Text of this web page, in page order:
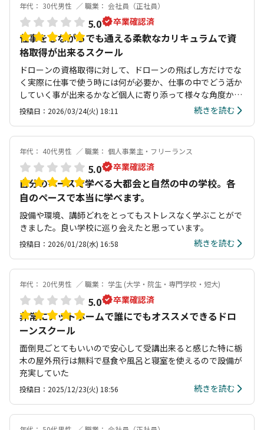
年代： 30代男性 職業： 会社員（正社員）
5.0 卒業確認済
仕事をしながらでも通える柔軟なカリキュラムで資
格取得が出来るスクール
ドローンの資格取得に対して、ドローンの飛ばし方だけでな
く実際に仕事で使う時には何が必要か、仕事の中でどう活か
していく事が出来るかなど個人に寄り添って様々な角度から
アドバイスをもらえて資格取得後のプランもより具体的にイ
メージする事が出来ました。実際の仕事での活用方法などの
投稿日：2026/03/24(火) 18:11 続きを読む
年代： 40代男性 職業： 個人事業主・フリーランス
5.0 卒業確認済
自分のペースで学べる大都会と自然の中の学校。各
自のペースで本当に学べます。
設備や環境、講師どれをとってもストレスなく学ぶことがで
きました。良い学校に巡り会えたと思っています。
投稿日：2026/01/28(水) 16:58 続きを読む
年代： 20代男性 職業： 学生 (大学・院生・専門学校・短大)
5.0 卒業確認済
非常にアットホームで誰にでもオススメできるドロ
ーンスクール
面倒見ごとてもいいので安心して受講出来ると感じた特に栃
木の屋外飛行は無料で昼食や風呂と寝室を使えるので設備が
充実していた
投稿日：2025/12/23(火) 18:56 続きを読む